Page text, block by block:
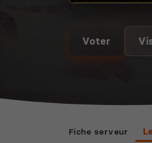
Voter
Fiche serveur